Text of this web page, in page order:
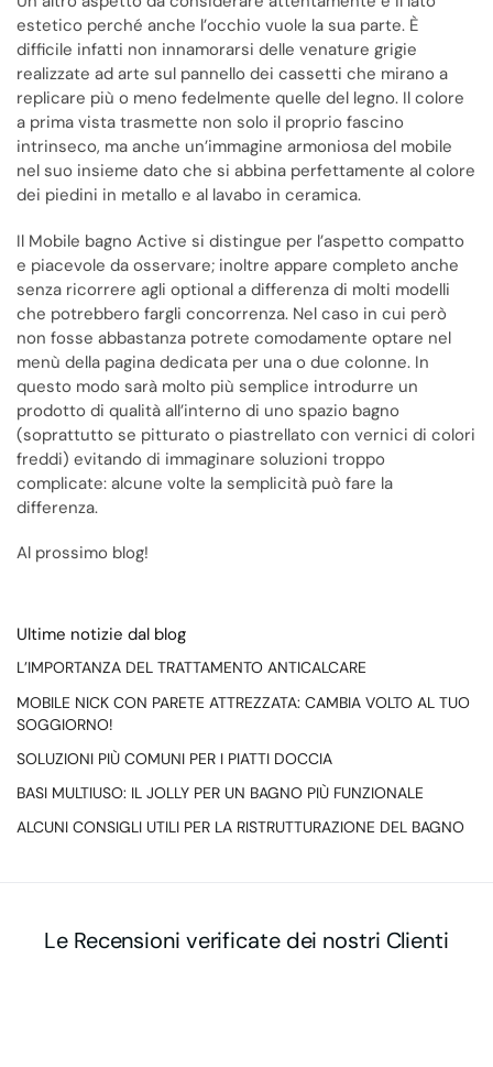
estetico perché anche l’occhio vuole la sua parte. È
difficile infatti non innamorarsi delle venature grigie
realizzate ad arte sul pannello dei cassetti che mirano a
replicare più o meno fedelmente quelle del legno. Il colore
a prima vista trasmette non solo il proprio fascino
intrinseco, ma anche un’immagine armoniosa del mobile
nel suo insieme dato che si abbina perfettamente al colore
dei piedini in metallo e al lavabo in ceramica.
Il Mobile bagno Active si distingue per l’aspetto compatto
e piacevole da osservare; inoltre appare completo anche
senza ricorrere agli optional a differenza di molti modelli
che potrebbero fargli concorrenza. Nel caso in cui però
non fosse abbastanza potrete comodamente optare nel
menù della pagina dedicata per una o due colonne. In
questo modo sarà molto più semplice introdurre un
prodotto di qualità all’interno di uno spazio bagno
(soprattutto se pitturato o piastrellato con vernici di colori
freddi) evitando di immaginare soluzioni troppo
complicate: alcune volte la semplicità può fare la
differenza.
Al prossimo blog!
Ultime notizie dal blog
L’IMPORTANZA DEL TRATTAMENTO ANTICALCARE
MOBILE NICK CON PARETE ATTREZZATA: CAMBIA VOLTO AL TUO
SOGGIORNO!
SOLUZIONI PIÙ COMUNI PER I PIATTI DOCCIA
BASI MULTIUSO: IL JOLLY PER UN BAGNO PIÙ FUNZIONALE
ALCUNI CONSIGLI UTILI PER LA RISTRUTTURAZIONE DEL BAGNO
Le Recensioni verificate dei nostri Clienti